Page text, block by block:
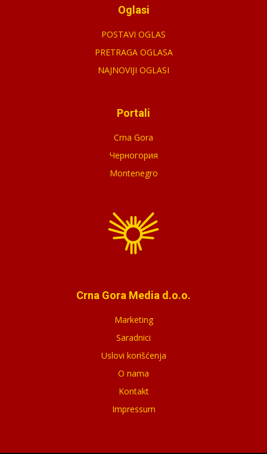
Oglasi
POSTAVI OGLAS
PRETRAGA OGLASA
NAJNOVIJI OGLASI
Portali
Crna Gora
Черногория
Montenegro
Crna Gora Media d.o.o.
Marketing
Saradnici
Uslovi korišćenja
O nama
Kontakt
Impressum